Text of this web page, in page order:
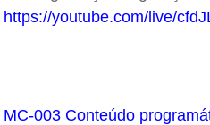
biossegurança e legislação
https://youtube.com/live/